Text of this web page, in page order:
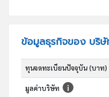
ข้อมูลธุรกิจของ บริ
ทุนจดทะเบียนปัจจุบัน (บาท)
มูลค่าบริษัท